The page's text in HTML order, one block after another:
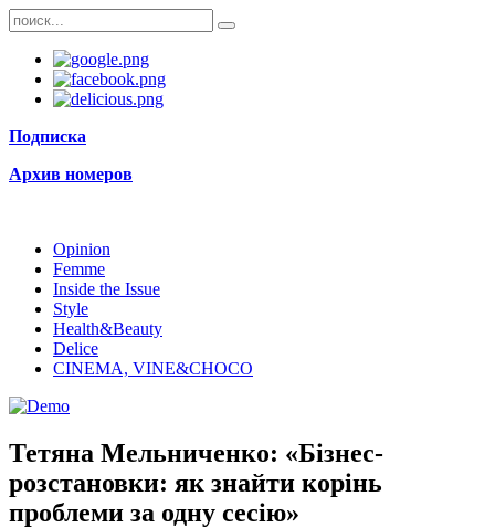
Подписка
Архив номеров
Opinion
Femme
Inside the Issue
Style
Health&Beauty
Delice
CINEMA, VINE&CHOCO
Тетяна Мельниченко: «Бізнес-
розстановки: як знайти корінь
проблеми за одну сесію»